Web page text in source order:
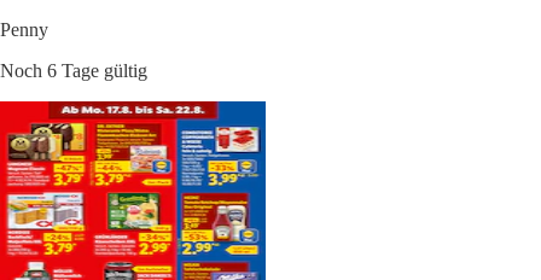
Penny
Noch 6 Tage gültig